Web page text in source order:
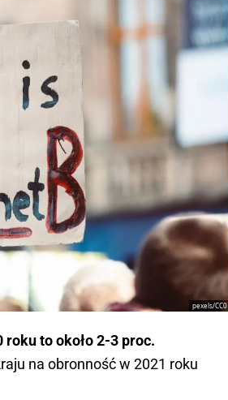
pexels/CC0
roku to około 2-3 proc.
na obronność w 2021 roku